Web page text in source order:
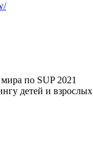
по SUP 2021
детей и